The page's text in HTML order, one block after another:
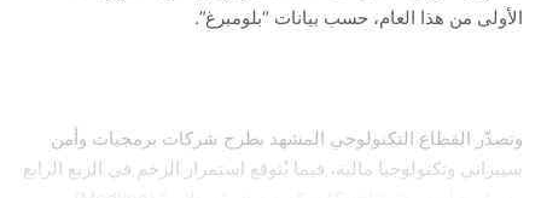
الأولى من هذا العام، حسب بيانات “بلومبرغ”.
وتصدّر القطاع التكنولوجي المشهد بطرح شركات برمجيات وأمن
سيبراني وتكنولوجيا مالية، فيما يُتوقع استمرار الزخم في الربع الرابع